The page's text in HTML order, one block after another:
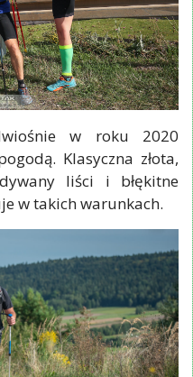
w roku 2020
Klasyczna złota,
liści i błękitne
w takich warunkach.